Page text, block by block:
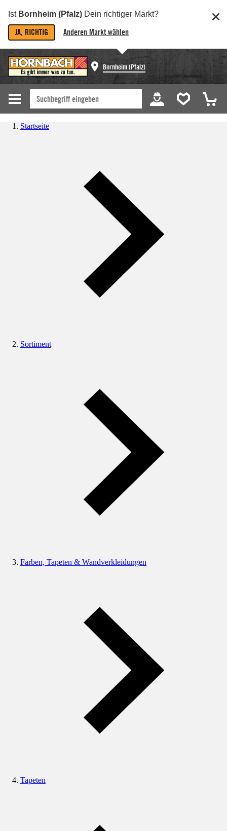
Ist Bornheim (Pfalz) Dein richtiger Markt?
JA, RICHTIG Anderen Markt wählen
Bornheim (Pfalz)
Startseite
Sortiment
Farben, Tapeten & Wandverkleidungen
Tapeten